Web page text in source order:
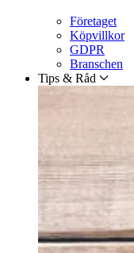
Företaget
Köpvillkor
GDPR
Branschen
Tips & Råd